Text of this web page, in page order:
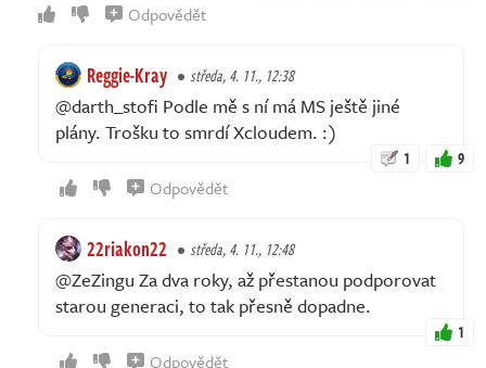
Odpovědět
Reggie-Kray středa, 4. 11., 12:38
@darth_stofi Podle mě s ní má MS ještě jiné
plány. Trošku to smrdí Xcloudem. :)
1 9
Odpovědět
22riakon22 středa, 4. 11., 12:48
@ZeZingu Za dva roky, až přestanou podporovat
starou generaci, to tak přesně dopadne.
1
Odpovědět